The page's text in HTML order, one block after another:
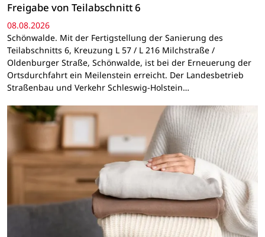
Freigabe von Teilabschnitt 6
08.08.2026
Schönwalde. Mit der Fertigstellung der Sanierung des
Teilabschnitts 6, Kreuzung L 57 / L 216 Milchstraße /
Oldenburger Straße, Schönwalde, ist bei der Erneuerung der
Ortsdurchfahrt ein Meilenstein erreicht. Der Landesbetrieb
Straßenbau und Verkehr Schleswig-Holstein…